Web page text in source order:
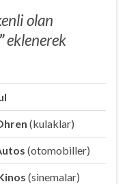
olan
eklenerek
(kulaklar)
(otomobiller)
(sinemalar)